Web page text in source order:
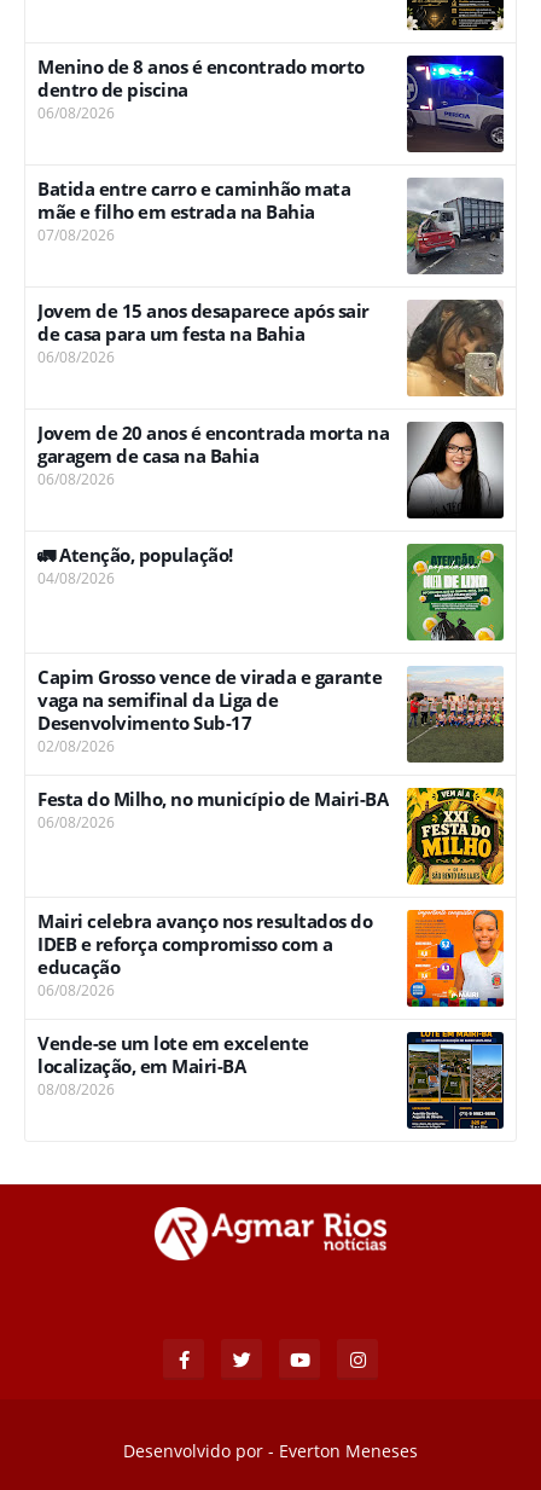
Menino de 8 anos é encontrado morto
dentro de piscina
06/08/2026
Batida entre carro e caminhão mata
mãe e filho em estrada na Bahia
07/08/2026
Jovem de 15 anos desaparece após sair
de casa para um festa na Bahia
06/08/2026
Jovem de 20 anos é encontrada morta na
garagem de casa na Bahia
06/08/2026
🚛 Atenção, população!
04/08/2026
Capim Grosso vence de virada e garante
vaga na semifinal da Liga de
Desenvolvimento Sub-17
02/08/2026
Festa do Milho, no município de Mairi-BA
06/08/2026
Mairi celebra avanço nos resultados do
IDEB e reforça compromisso com a
educação
06/08/2026
Vende-se um lote em excelente
localização, em Mairi-BA
08/08/2026
Desenvolvido por - Everton Meneses